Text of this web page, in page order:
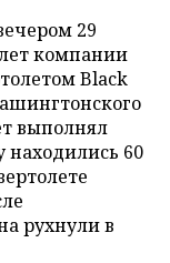
29
компании
Black
выполнял
находились 60
рухнули в